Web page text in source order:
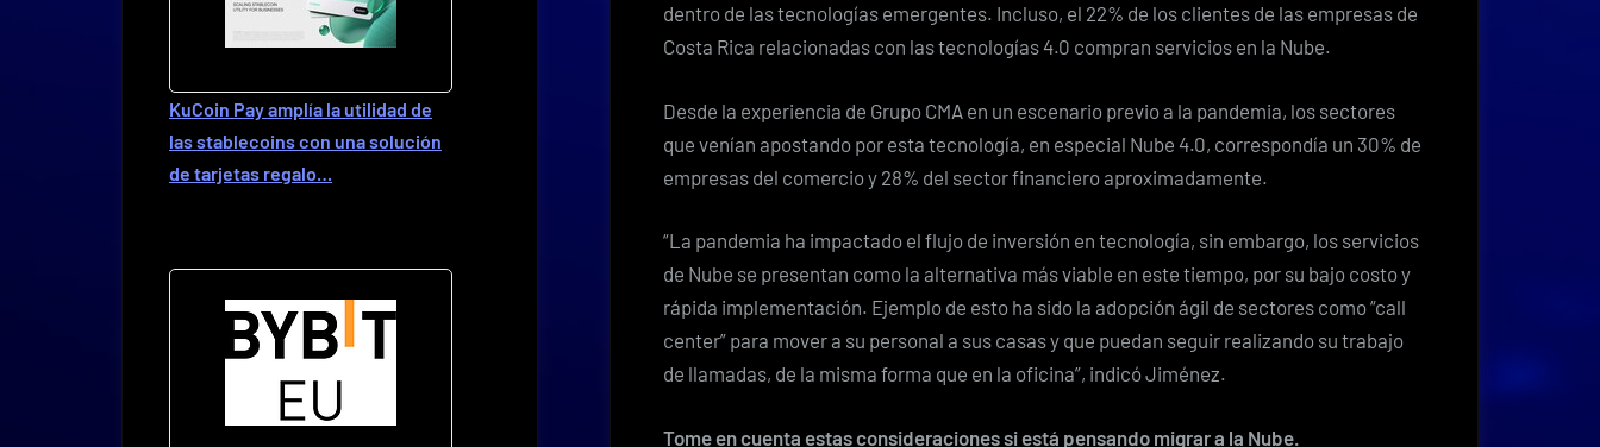
dentro de las tecnologías emergentes. Incluso, el 22% de los clientes de las empresas de
Costa Rica relacionadas con las tecnologías 4.0 compran servicios en la Nube.
Desde la experiencia de Grupo CMA en un escenario previo a la pandemia, los sectores
que venían apostando por esta tecnología, en especial Nube 4.0, correspondía un 30% de
empresas del comercio y 28% del sector financiero aproximadamente.
“La pandemia ha impactado el flujo de inversión en tecnología, sin embargo, los servicios
de Nube se presentan como la alternativa más viable en este tiempo, por su bajo costo y
rápida implementación. Ejemplo de esto ha sido la adopción ágil de sectores como “call
center” para mover a su personal a sus casas y que puedan seguir realizando su trabajo
de llamadas, de la misma forma que en la oficina”, indicó Jiménez.
Tome en cuenta estas consideraciones si está pensando migrar a la Nube.
KuCoin Pay amplía la utilidad de
las stablecoins con una solución
de tarjetas regalo…